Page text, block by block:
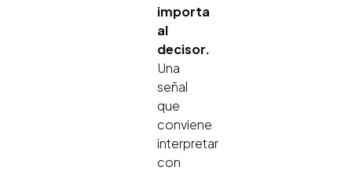
importa
al
decisor.
Una
señal
que
conviene
interpretar
con